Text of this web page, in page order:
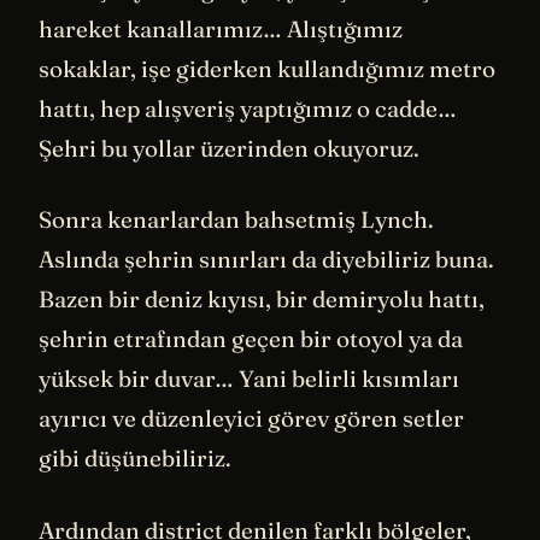
hareket kanallarımız… Alıştığımız
sokaklar, işe giderken kullandığımız metro
hattı, hep alışveriş yaptığımız o cadde…
Şehri bu yollar üzerinden okuyoruz.
Sonra kenarlardan bahsetmiş Lynch.
Aslında şehrin sınırları da diyebiliriz buna.
Bazen bir deniz kıyısı, bir demiryolu hattı,
şehrin etrafından geçen bir otoyol ya da
yüksek bir duvar… Yani belirli kısımları
ayırıcı ve düzenleyici görev gören setler
gibi düşünebiliriz.
Ardından district denilen farklı bölgeler,